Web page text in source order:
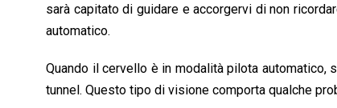
sarà capitato di guidare e accorgervi di non
automatico.
Quando il cervello è in modalità pilota
tunnel. Questo tipo di visione comporta qualche